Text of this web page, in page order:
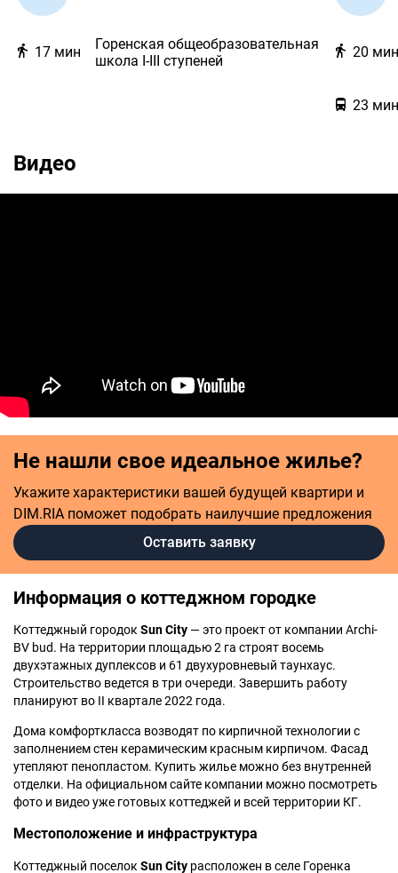
17 мин
Горенская общеобразовательная
школа I-III ступеней
20
23
Видео
Не нашли свое идеальное жилье?
Укажите характеристики вашей будущей квартири и
DIM.RIA поможет подобрать наилучшие предложения
Оставить заявку
Информация о коттеджном городке
Коттеджный городок Sun City — это проект от компании Archi-
BV bud. На территории площадью 2 га строят восемь
двухэтажных дуплексов и 61 двухуровневый таунхаус.
Строительство ведется в три очереди. Завершить работу
планируют во II квартале 2022 года.
Дома комфорткласса возводят по кирпичной технологии с
заполнением стен керамическим красным кирпичом. Фасад
утепляют пенопластом. Купить жилье можно без внутренней
отделки. На официальном сайте компании можно посмотреть
фото и видео уже готовых коттеджей и всей территории КГ.
Местоположение и инфраструктура
Коттеджный поселокSun City расположен в селе Горенка